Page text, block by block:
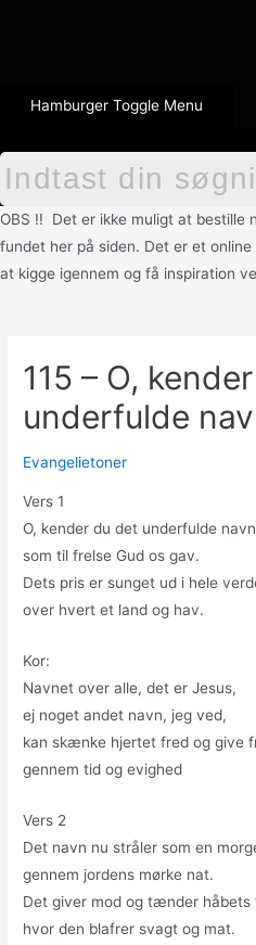
Hamburger Toggle Menu
OBS !! Det er ikke muligt at bestille
fundet her på siden. Det er et
at kigge igennem og få inspiration
115 – O,
underfulde
Evangelietoner
Vers 1
O, kender du det underfulde
som til frelse Gud os gav.
Dets pris er sunget ud i hele
over hvert et land og hav.
Kor:
Navnet over alle, det er Jesus,
ej noget andet navn, jeg ved,
kan skænke hjertet fred og give
gennem tid og evighed
Vers 2
Det navn nu stråler som en
gennem jordens mørke nat.
Det giver mod og tænder håbets
hvor den blafrer svagt og mat.